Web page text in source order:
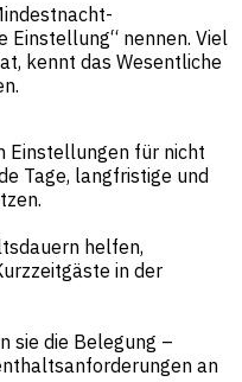
Einstellung“ nennen. Viel
kennt das Wesentliche
Einstellungen für nicht
Tage, langfristige und
helfen,
in der
sie die Belegung –
an